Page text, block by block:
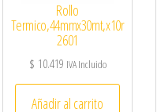
Rollo
Termico,44mmx30mt,x10r
2601
$ 10.419 IVA Incluido
Añadir al carrito